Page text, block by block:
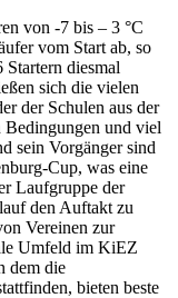
von -7 bis – 3 °C
vom Start ab, so
diesmal
sich die vielen
der Schulen aus der
und viel
sein Vorgänger sind
Cup, was eine
Laufgruppe der
den Auftakt zu
Vereinen zur
Umfeld im KiEZ
dem die
bieten beste